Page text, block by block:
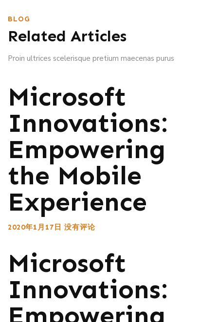
BLOG
Related Articles
Proin ultrices scelerisque pretium maecenas purus
Microsoft
Innovations:
Empowering
the Mobile
Experience
2020年1月17日 没有评论
Microsoft
Innovations:
Empowering